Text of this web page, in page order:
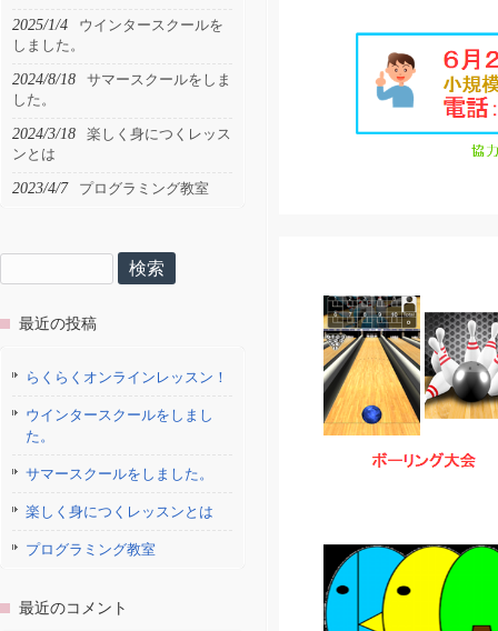
2025/1/4
ウインタースクールを
しました。
2024/8/18
サマースクールをしま
した。
2024/3/18
楽しく身につくレッス
ンとは
2023/4/7 プログラミング教室
索:
最近の投稿
らくらくオンラインレッスン！
ウインタースクールをしまし
た。
サマースクールをしました。
楽しく身につくレッスンとは
プログラミング教室
最近のコメント